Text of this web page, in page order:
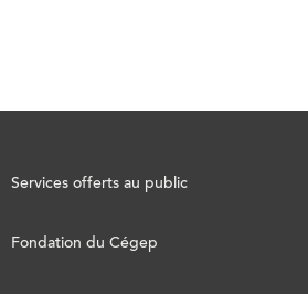
Services offerts au public
Fondation du Cégep